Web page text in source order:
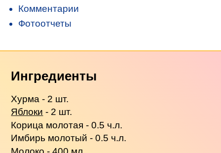
Комментарии
Фотоотчеты
Ингредиенты
Хурма - 2 шт.
Яблоки - 2 шт.
Корица молотая - 0.5 ч.л.
Имбирь молотый - 0.5 ч.л.